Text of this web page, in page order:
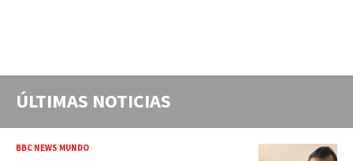
ÚLTIMAS NOTICIAS
BBC NEWS MUNDO